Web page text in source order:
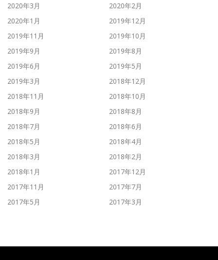
2020年3月
2020年2月
2020年1月
2019年12月
2019年11月
2019年10月
2019年9月
2019年8月
2019年6月
2019年5月
2019年3月
2018年12月
2018年11月
2018年10月
2018年9月
2018年8月
2018年7月
2018年6月
2018年5月
2018年4月
2018年3月
2018年2月
2018年1月
2017年12月
2017年11月
2017年7月
2017年5月
2017年3月